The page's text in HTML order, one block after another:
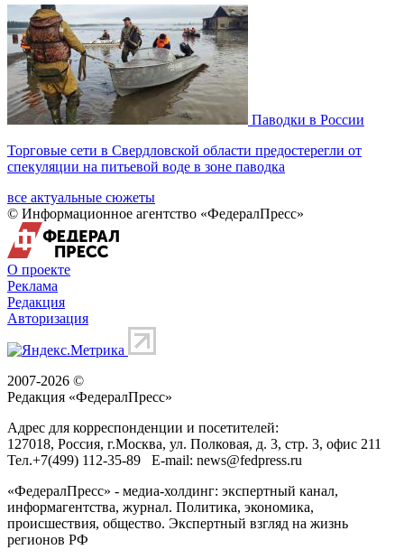
Паводки в России
Торговые сети в Свердловской области предостерегли от
спекуляции на питьевой воде в зоне паводка
все актуальные сюжеты
© Информационное агентство «ФедералПресс»
О проекте
Реклама
Редакция
Авторизация
2007-2026 ©
Редакция «ФедералПресс»
Адрес для корреспонденции и посетителей:
127018, Россия, г.Москва, ул. Полковая, д. 3, стр. 3, офис 211
Тел.+7(499) 112-35-89 E-mail: news@fedpress.ru
«ФедералПресс» - медиа-холдинг: экспертный канал,
информагентства, журнал. Политика, экономика,
происшествия, общество. Экспертный взгляд на жизнь
регионов РФ